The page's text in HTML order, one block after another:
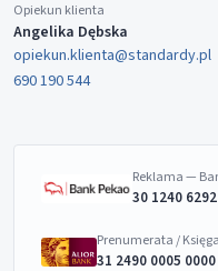
Opiekun klienta
Angelika Dębska
opiekun.klienta@standardy.pl
690 190 544
Reklama —
30 1240
Prenumerata /
31 2490 0005